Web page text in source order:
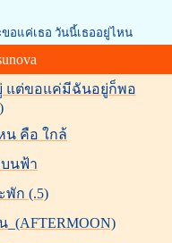
อแค่เธอ วันนี้เธออยู่ไหน
แต่ขอแค่มีฉันอยู่ก็พอ
น คือ ใกล้
นฟ้า
พัก (.5)